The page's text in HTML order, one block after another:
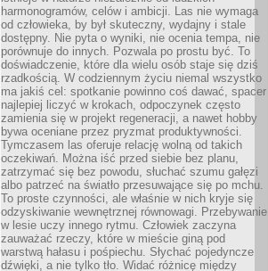
harmonogramów, celów i ambicji. Las nie wymaga
od człowieka, by był skuteczny, wydajny i stale
dostępny. Nie pyta o wyniki, nie ocenia tempa, nie
porównuje do innych. Pozwala po prostu być. To
doświadczenie, które dla wielu osób staje się dziś
rzadkością. W codziennym życiu niemal wszystko
ma jakiś cel: spotkanie powinno coś dawać, spacer
najlepiej liczyć w krokach, odpoczynek często
zamienia się w projekt regeneracji, a nawet hobby
bywa oceniane przez pryzmat produktywności.
Tymczasem las oferuje relację wolną od takich
oczekiwań. Można iść przed siebie bez planu,
zatrzymać się bez powodu, słuchać szumu gałęzi
albo patrzeć na światło przesuwające się po mchu.
To proste czynności, ale właśnie w nich kryje się
odzyskiwanie wewnętrznej równowagi. Przebywanie
w lesie uczy innego rytmu. Człowiek zaczyna
zauważać rzeczy, które w mieście giną pod
warstwą hałasu i pośpiechu. Słychać pojedyncze
dźwięki, a nie tylko tło. Widać różnicę między